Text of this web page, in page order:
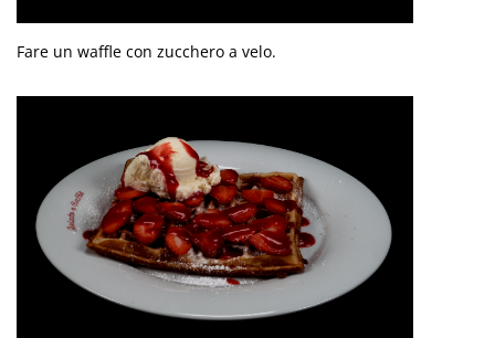
Fare un waffle con zucchero a velo.